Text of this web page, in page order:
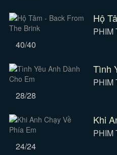
Hộ
PHIM
40/40
Tình
PHIM
28/28
Khi
PHIM
24/24